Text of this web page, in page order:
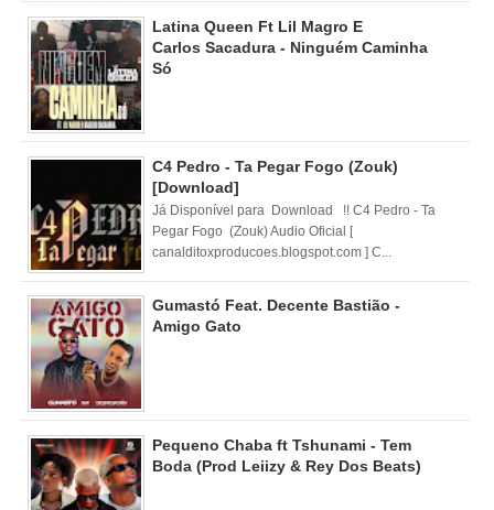
Latina Queen Ft Lil Magro E
Carlos Sacadura - Ninguém Caminha
Só
C4 Pedro - Ta Pegar Fogo (Zouk)
[Download]
Já Disponível para Download !! C4 Pedro - Ta
Pegar Fogo (Zouk) Audio Oficial [
canalditoxproducoes.blogspot.com ] C...
Gumastó Feat. Decente Bastião -
Amigo Gato
Pequeno Chaba ft Tshunami - Tem
Boda (Prod Leiizy & Rey Dos Beats)